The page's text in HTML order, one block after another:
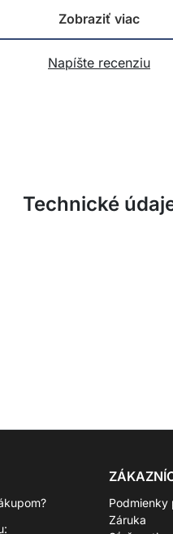
Zobraziť viac
Napíšte recenziu
Technické
Podmienky
Záruka